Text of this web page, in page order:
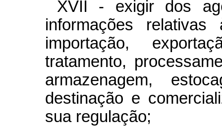
XVII - exigir dos
informações
importação,
tratamento,
armazenagem,
destinação e
sua regulação;